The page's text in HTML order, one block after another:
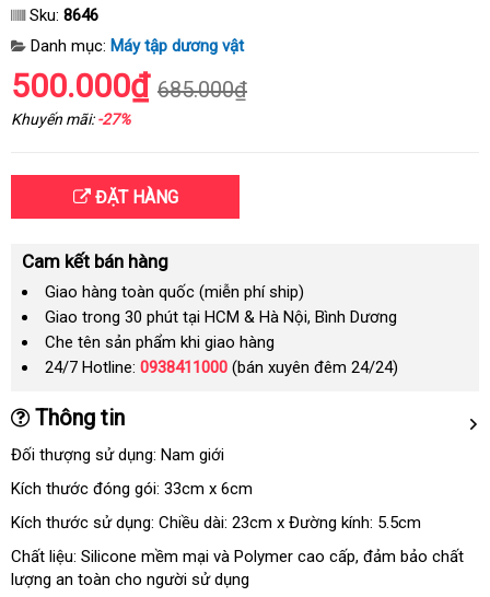
Sku: 8646
Danh mục: Máy tập dương vật
500.000₫ 685.000₫
Khuyến mãi:-27%
ĐẶT HÀNG
Cam kết bán hàng
Giao hàng toàn quốc (miễn phí ship)
Giao trong 30 phút tại HCM & Hà Nội, Bình Dương
Che tên sản phẩm khi giao hàng
24/7 Hotline: 0938411000 (bán xuyên đêm 24/24)
Thông tin
Đối thượng sử dụng: Nam giới
Kích thước đóng gói: 33cm x 6cm
Kích thước sử dụng: Chiều dài: 23cm x Đường kính: 5.5cm
Chất liệu: Silicone mềm mại và Polymer cao cấpkiểm
, đảm bảo chất
lượng an toàn cho người sử dụng